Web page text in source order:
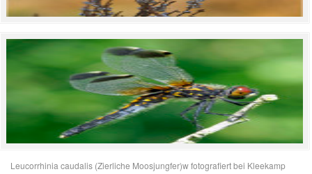
Leucorrhinia caudalis (Zierliche Moosjungfer)w fotografiert bei Kleekamp